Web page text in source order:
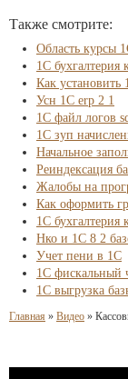
Также смотрите:
Область курсы
1С бухгалтерия
Как установить
Усн 1С erp 2 1
1С файл логов
1С зуп
Начальное
Реиндексация
Жалобы на
Как оформить
1С бухгалтерия
Нко и 1С 8 2
Учет пени в 1С
1С фискальный
1С выгрузка
Главная » Видео »